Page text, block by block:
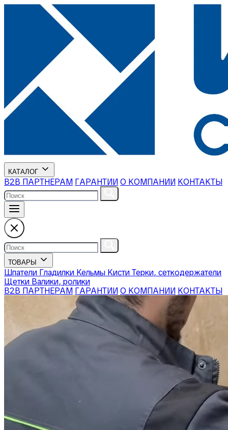
КАТАЛОГ
В2В ПАРТНЕРАМ ГАРАНТИИ О КОМПАНИИ КОНТАКТЫ
ТОВАРЫ
Шпатели Гладилки Кельмы Кисти Терки, сеткодержатели
Щетки Валики, ролики
В2В ПАРТНЕРАМ ГАРАНТИИ О КОМПАНИИ КОНТАКТЫ